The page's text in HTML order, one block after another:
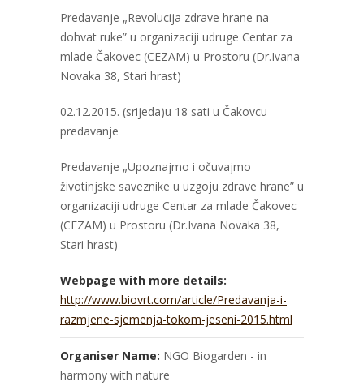
Predavanje „Revolucija zdrave hrane na
dohvat ruke” u organizaciji udruge Centar za
mlade Čakovec (CEZAM) u Prostoru (Dr.Ivana
Novaka 38, Stari hrast)
02.12.2015. (srijeda)u 18 sati u Čakovcu
predavanje
Predavanje „Upoznajmo i očuvajmo
životinjske saveznike u uzgoju zdrave hrane” u
organizaciji udruge Centar za mlade Čakovec
(CEZAM) u Prostoru (Dr.Ivana Novaka 38,
Stari hrast)
Webpage with more details:
http://www.biovrt.com/article/Predavanja-i-
razmjene-sjemenja-tokom-jeseni-2015.html
Organiser Name: NGO Biogarden - in
harmony with nature